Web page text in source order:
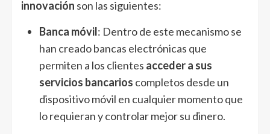
innovación son las siguientes:
Banca móvil: Dentro de este mecanismo se
han creado bancas electrónicas que
permiten a los clientes acceder a sus
servicios bancarios completos desde un
dispositivo móvil en cualquier momento que
lo requieran y controlar mejor su dinero.